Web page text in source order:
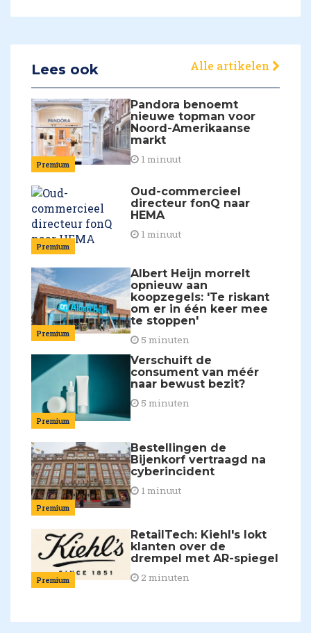
Lees ook Alle artikelen
Premium
Pandora benoemt
nieuwe topman voor
Noord-Amerikaanse
markt
1 minuut
Premium
Oud-commercieel
directeur fonQ naar
HEMA
1 minuut
Premium
Albert Heijn morrelt
opnieuw aan
koopzegels: 'Te riskant
om er in één keer mee
te stoppen'
5 minuten
Premium
Verschuift de
consument van méér
naar bewust bezit?
5 minuten
Premium
Bestellingen de
Bijenkorf vertraagd na
cyberincident
1 minuut
Premium
RetailTech: Kiehl's lokt
klanten over de
drempel met AR-spiegel
2 minuten